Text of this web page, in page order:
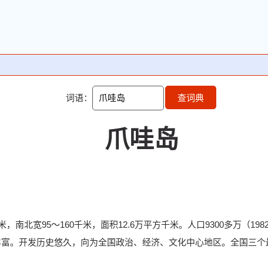
词语： 查词典
爪哇岛
，南北宽95～160千米，面积12.6万平方千米。人口9300多万（
。开发历史悠久，向为全国政治、经济、文化中心地区。全国三个